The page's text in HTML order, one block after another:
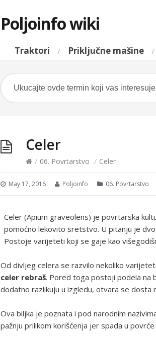
Poljoinfo wiki
Traktori Priključne mašine
Celer
/ 06. Povrtarstvo / Celer
May 17, 2016 Poljoinfo 06. Povrtarstvo
Celer (Apium graveolens) je povrtarska
pomoćno lekovito sretstvo. U pitanju je
Postoje varijeteti koji se gaje kao
Od divljeg celera se razvilo nekoliko
celer rebraš. Pored toga postoji podela na
dodatno razlikuju u izgledu, otvara se dosta
Ova biljka je poznata i pod narodnim
pažnju prilikom korišćenja jer spada u